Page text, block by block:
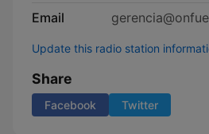
Email
Update this radio station
Share
Facebook Twitter